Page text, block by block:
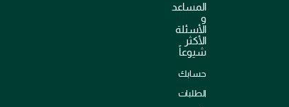
المساعد
و
الأسئلة
الأكثر
شيوعاً
حسابك
الطلبات